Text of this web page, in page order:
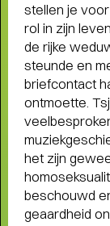
stellen je
rol in zijn
de rijke
steunde en
briefcontact
ontmoette.
het zijn
beschouwd
geaardheid